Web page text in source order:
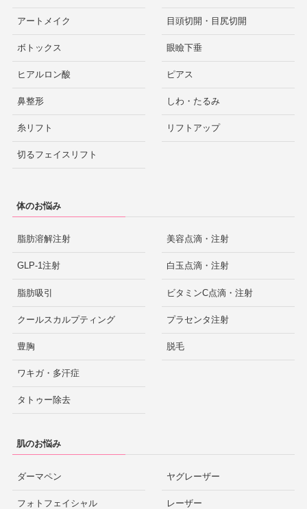
アートメイク
ボトックス
ヒアルロン酸
鼻整形
糸リフト
切るフェイスリフト
目頭切開・目尻切開
眼瞼下垂
ピアス
しわ・たるみ
リフトアップ
体のお悩み
脂肪溶解注射
GLP-1注射
脂肪吸引
クールスカルプティング
豊胸
ワキガ・多汗症
タトゥー除去
美容点滴・注射
白玉点滴・注射
ビタミンC点滴・注射
プラセンタ注射
脱毛
肌のお悩み
ダーマペン
フォトフェイシャル
ヤグレーザー
レーザー